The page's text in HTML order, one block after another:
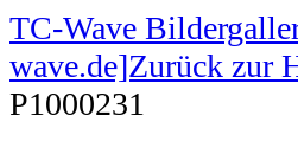
TC-Wave
wave.de]Zurück zur
P1000231